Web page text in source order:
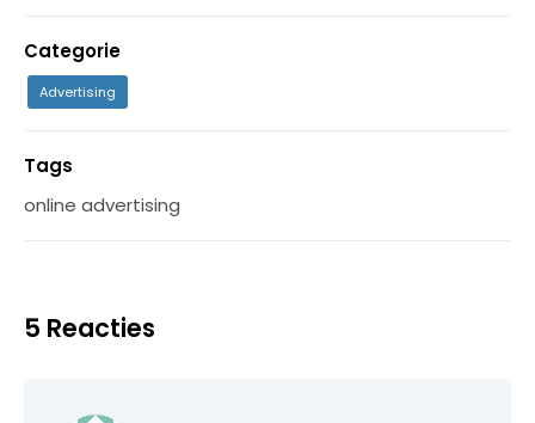
Categorie
Advertising
Tags
online advertising
5 Reacties